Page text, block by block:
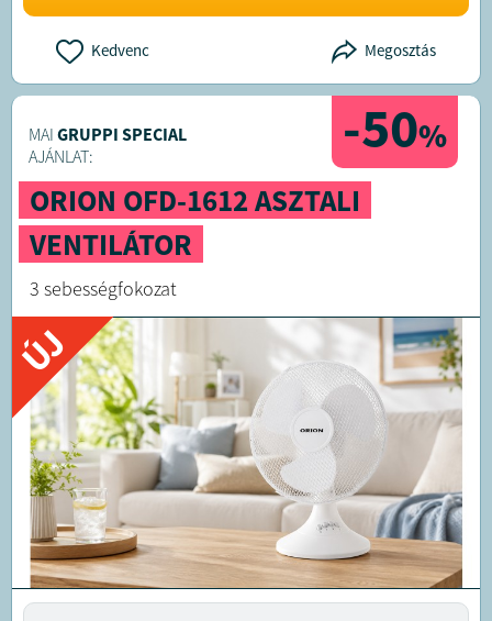
Kedvenc Megosztás
-50%
MAI GRUPPI SPECIAL
AJÁNLAT:
ORION OFD-1612 ASZTALI
VENTILÁTOR
3 sebességfokozat
ÚJ